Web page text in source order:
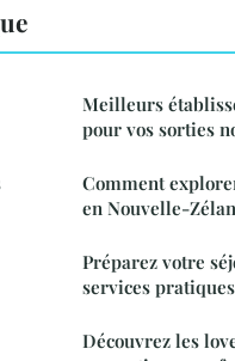
Meilleurs
pour vos sorties
Comment
en Nouvelle-
Préparez votre
services pratiques
Découvrez les